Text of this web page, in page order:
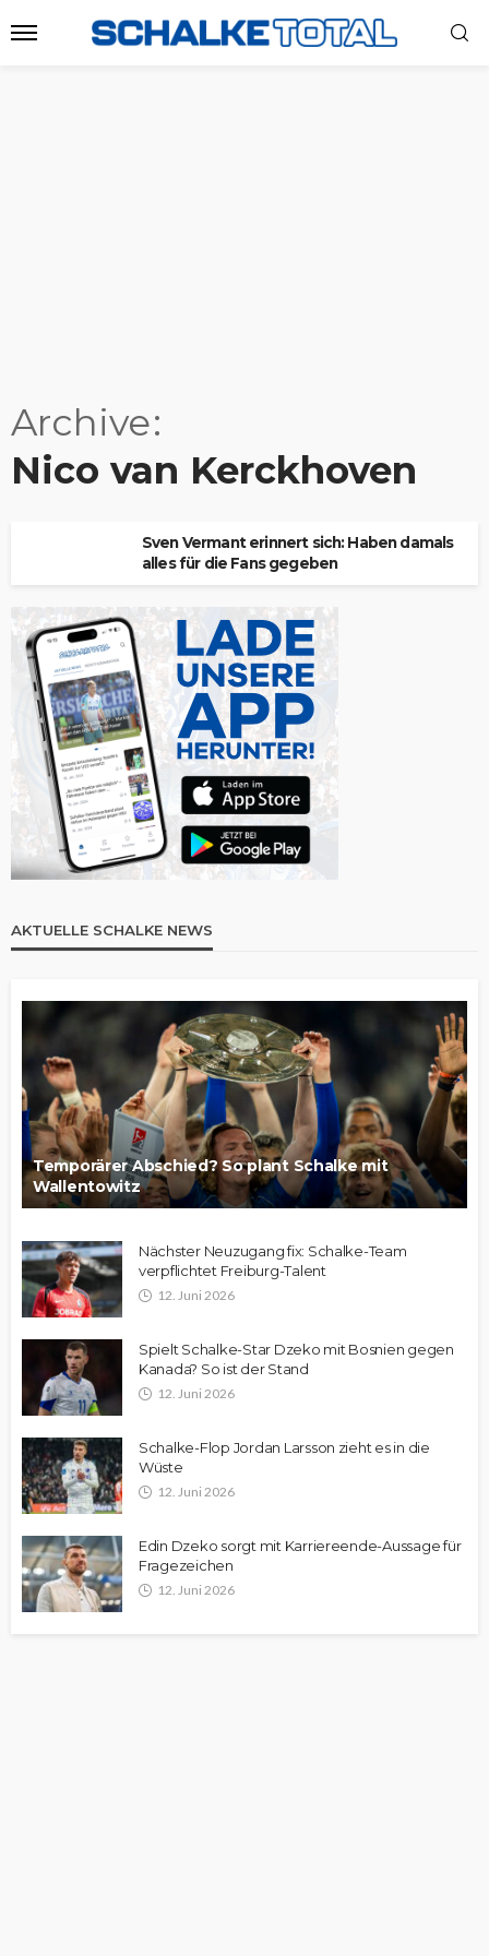
Archive
Nico van Kerckhoven
Sven Vermant erinnert sich: Haben damals
alles für die Fans gegeben
AKTUELLE SCHALKE NEWS
Temporärer Abschied? So plant Schalke mit
Wallentowitz
Nächster Neuzugang fix: Schalke-Team
verpflichtet Freiburg-Talent
12. Juni 2026
Spielt Schalke-Star Dzeko mit Bosnien gegen
Kanada? So ist der Stand
12. Juni 2026
Schalke-Flop Jordan Larsson zieht es in die
Wüste
12. Juni 2026
Edin Dzeko sorgt mit Karriereende-Aussage für
Fragezeichen
12. Juni 2026